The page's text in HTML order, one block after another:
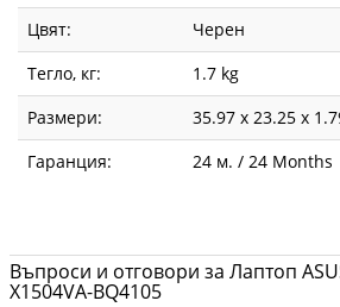
Цвят:
Черен
Тегло, кг:
1.7 kg
Размери:
35.97 x 23.25 x
Гаранция:
24 м. / 24 Months
Въпроси и отговори за Лаптоп
X1504VA-BQ4105